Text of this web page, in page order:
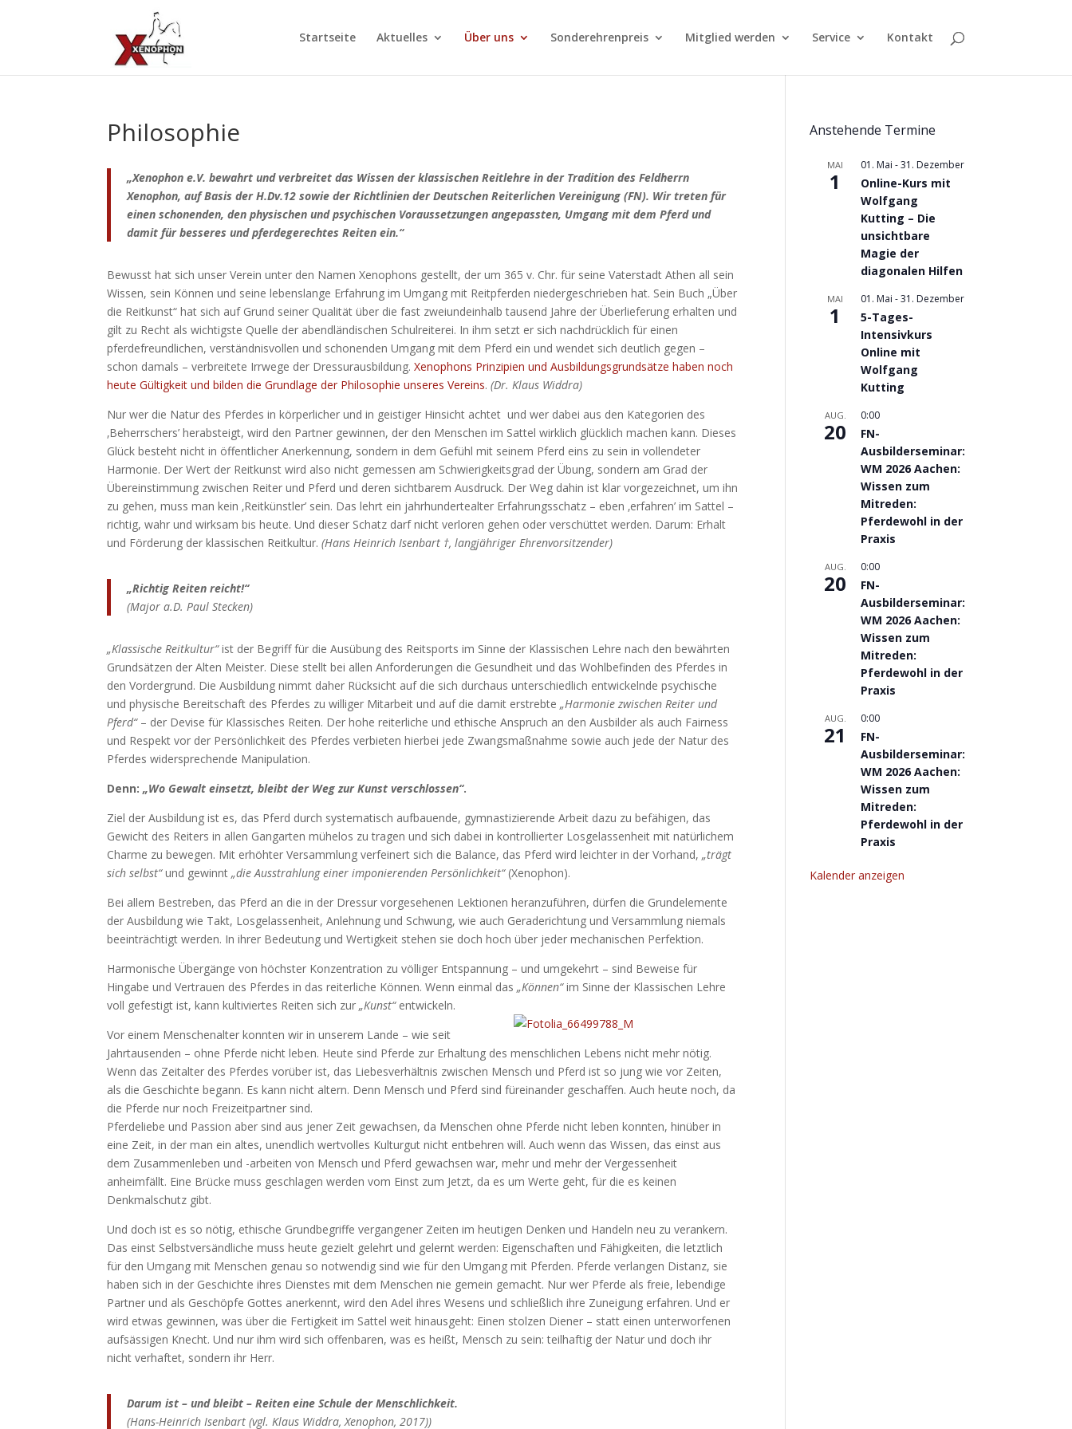
Startseite Aktuelles Über uns Sonderehrenpreis Mitglied werden Service Kontakt
Philosophie
„Xenophon e.V. bewahrt und verbreitet das Wissen der klassischen Reitlehre in der Tradition des Feldherrn
Xenophon, auf Basis der H.Dv.12 sowie der Richtlinien der Deutschen Reiterlichen Vereinigung (FN). Wir treten für
einen schonenden, den physischen und psychischen Voraussetzungen angepassten, Umgang mit dem Pferd und
damit für besseres und pferdegerechtes Reiten ein.“
Bewusst hat sich unser Verein unter den Namen Xenophons gestellt, der um 365 v. Chr. für seine Vaterstadt Athen all sein
Wissen, sein Können und seine lebenslange Erfahrung im Umgang mit Reitpferden niedergeschrieben hat. Sein Buch „Über
die Reitkunst“ hat sich auf Grund seiner Qualität über die fast zweiundeinhalb tausend Jahre der Überlieferung erhalten und
gilt zu Recht als wichtigste Quelle der abendländischen Schulreiterei. In ihm setzt er sich nachdrücklich für einen
pferdefreundlichen, verständnisvollen und schonenden Umgang mit dem Pferd ein und wendet sich deutlich gegen –
schon damals – verbreitete Irrwege der Dressurausbildung.Xenophons Prinzipien und Ausbildungsgrundsätze haben noch
heute Gültigkeit und bilden die Grundlage der Philosophie unseres Vereins.(Dr. Klaus Widdra)
Nur wer die Natur des Pferdes in körperlicher und in geistiger Hinsicht achtet und wer dabei aus den Kategorien des
‚Beherrschers’ herabsteigt, wird den Partner gewinnen, der den Menschen im Sattel wirklich glücklich machen kann. Dieses
Glück besteht nicht in öffentlicher Anerkennung, sondern in dem Gefühl mit seinem Pferd eins zu sein in vollendeter
Harmonie. Der Wert der Reitkunst wird also nicht gemessen am Schwierigkeitsgrad der Übung, sondern am Grad der
Übereinstimmung zwischen Reiter und Pferd und deren sichtbarem Ausdruck. Der Weg dahin ist klar vorgezeichnet, um ihn
zu gehen, muss man kein ‚Reitkünstler’ sein. Das lehrt ein jahrhundertealter Erfahrungsschatz – eben ‚erfahren’ im Sattel –
richtig, wahr und wirksam bis heute. Und dieser Schatz darf nicht verloren gehen oder verschüttet werden. Darum: Erhalt
und Förderung der klassischen Reitkultur.(Hans Heinrich Isenbart †, langjähriger Ehrenvorsitzender)
„Richtig Reiten reicht!“
(Major a.D. Paul Stecken)
„Klassische Reitkultur“ist der Begriff für die Ausübung des Reitsports im Sinne der Klassischen Lehre nach den bewährten
Grundsätzen der Alten Meister. Diese stellt bei allen Anforderungen die Gesundheit und das Wohlbefinden des Pferdes in
den Vordergrund. Die Ausbildung nimmt daher Rücksicht auf die sich durchaus unterschiedlich entwickelnde psychische
und physische Bereitschaft des Pferdes zu williger Mitarbeit und auf die damit erstrebte„Harmonie zwischen Reiter und
Pferd“– der Devise für Klassisches Reiten. Der hohe reiterliche und ethische Anspruch an den Ausbilder als auch Fairness
und Respekt vor der Persönlichkeit des Pferdes verbieten hierbei jede Zwangsmaßnahme sowie auch jede der Natur des
Pferdes widersprechende Manipulation.
Denn:„Wo Gewalt einsetzt, bleibt der Weg zur Kunst verschlossen“.
Ziel der Ausbildung ist es, das Pferd durch systematisch aufbauende, gymnastizierende Arbeit dazu zu befähigen, das
Gewicht des Reiters in allen Gangarten mühelos zu tragen und sich dabei in kontrollierter Losgelassenheit mit natürlichem
Charme zu bewegen. Mit erhöhter Versammlung verfeinert sich die Balance, das Pferd wird leichter in der Vorhand,„trägt
sich selbst“und gewinnt„die Ausstrahlung einer imponierenden Persönlichkeit“(Xenophon).
Bei allem Bestreben, das Pferd an die in der Dressur vorgesehenen Lektionen heranzuführen, dürfen die Grundelemente
der Ausbildung wie Takt, Losgelassenheit, Anlehnung und Schwung, wie auch Geraderichtung und Versammlung niemals
beeinträchtigt werden. In ihrer Bedeutung und Wertigkeit stehen sie doch hoch über jeder mechanischen Perfektion.
Harmonische Übergänge von höchster Konzentration zu völliger Entspannung – und umgekehrt – sind Beweise für
Hingabe und Vertrauen des Pferdes in das reiterliche Können. Wenn einmal das„Können“im Sinne der Klassischen Lehre
voll gefestigt ist, kann kultiviertes Reiten sich zur„Kunst“entwickeln.
Vor einem Menschenalter konnten wir in unserem Lande – wie seit
Jahrtausenden – ohne Pferde nicht leben. Heute sind Pferde zur Erhaltung des menschlichen Lebens nicht mehr nötig.
Wenn das Zeitalter des Pferdes vorüber ist, das Liebesverhältnis zwischen Mensch und Pferd ist so jung wie vor Zeiten,
als die Geschichte begann. Es kann nicht altern. Denn Mensch und Pferd sind füreinander geschaffen. Auch heute noch, da
die Pferde nur noch Freizeitpartner sind.
Pferdeliebe und Passion aber sind aus jener Zeit gewachsen, da Menschen ohne Pferde nicht leben konnten, hinüber in
eine Zeit, in der man ein altes, unendlich wertvolles Kulturgut nicht entbehren will. Auch wenn das Wissen, das einst aus
dem Zusammenleben und -arbeiten von Mensch und Pferd gewachsen war, mehr und mehr der Vergessenheit
anheimfällt. Eine Brücke muss geschlagen werden vom Einst zum Jetzt, da es um Werte geht, für die es keinen
Denkmalschutz gibt.
Und doch ist es so nötig, ethische Grundbegriffe vergangener Zeiten im heutigen Denken und Handeln neu zu verankern.
Das einst Selbstversändliche muss heute gezielt gelehrt und gelernt werden: Eigenschaften und Fähigkeiten, die letztlich
für den Umgang mit Menschen genau so notwendig sind wie für den Umgang mit Pferden. Pferde verlangen Distanz, sie
haben sich in der Geschichte ihres Dienstes mit dem Menschen nie gemein gemacht. Nur wer Pferde als freie, lebendige
Partner und als Geschöpfe Gottes anerkennt, wird den Adel ihres Wesens und schließlich ihre Zuneigung erfahren. Und er
wird etwas gewinnen, was über die Fertigkeit im Sattel weit hinausgeht: Einen stolzen Diener – statt einen unterworfenen
aufsässigen Knecht. Und nur ihm wird sich offenbaren, was es heißt, Mensch zu sein: teilhaftig der Natur und doch ihr
nicht verhaftet, sondern ihr Herr.
Darum ist – und bleibt – Reiten eine Schule der Menschlichkeit.
(Hans-Heinrich Isenbart (vgl. Klaus Widdra, Xenophon, 2017))
Anstehende Termine
MAI
1
01. Mai -31. Dezember
Online-Kurs mit
Wolfgang
Kutting – Die
unsichtbare
Magie der
diagonalen Hilfen
MAI
1
01. Mai -31. Dezember
5-Tages-
Intensivkurs
Online mit
Wolfgang
Kutting
AUG.
20
0:00
FN-
Ausbilderseminar:
WM 2026 Aachen:
Wissen zum
Mitreden:
Pferdewohl in der
Praxis
AUG.
20
0:00
FN-
Ausbilderseminar:
WM 2026 Aachen:
Wissen zum
Mitreden:
Pferdewohl in der
Praxis
AUG.
21
0:00
FN-
Ausbilderseminar:
WM 2026 Aachen:
Wissen zum
Mitreden:
Pferdewohl in der
Praxis
Kalender anzeigen